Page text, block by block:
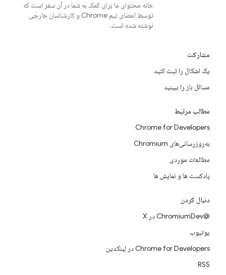
خانه محتوای ما برای کمک به شما در آن سفر است که
توسط اعضای تیم Chrome و کارشناسان خارجی
نوشته شده است.
مشارکت
یک اشکال را ثبت کنید
مسائل باز را ببینید
مطالب مرتبط
Chrome for Developers
به‌روزرسانی‌های Chromium
مطالعات موردی
پادکست ها و نمایش ها
دنبال کردن
@ChromiumDev در X
یوتیوب
Chrome for Developers در لینکدین
RSS